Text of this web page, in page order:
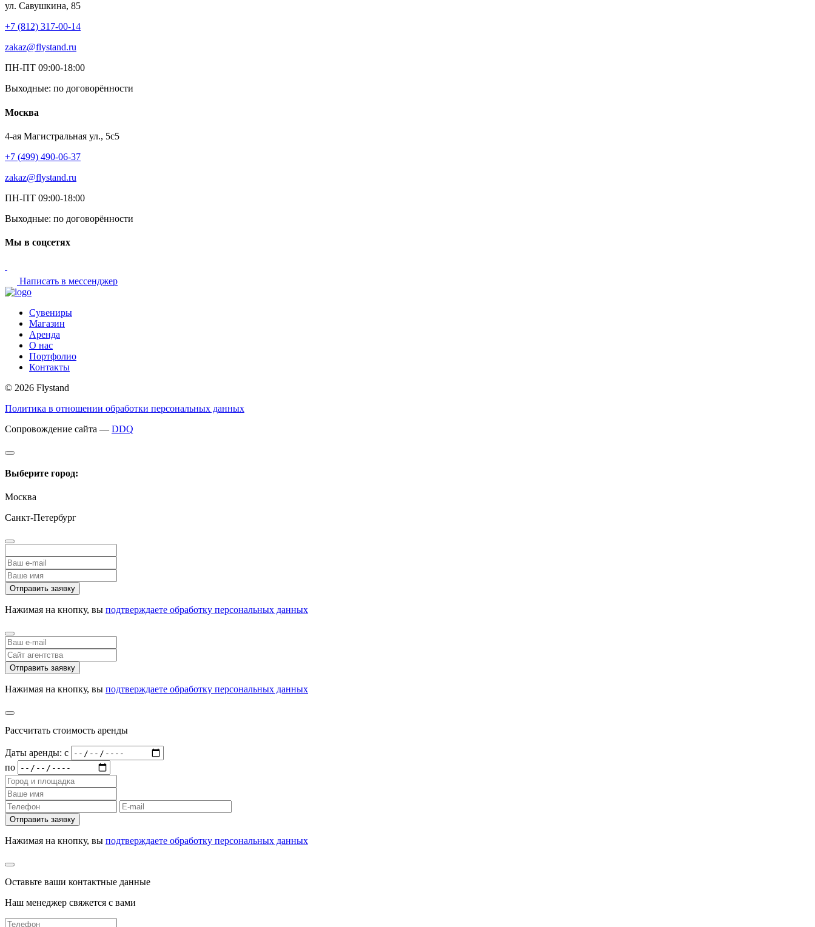
ул. Савушкина, 85
+7 (812) 317-00-14
zakaz@flystand.ru
ПН-ПТ 09:00-18:00
Выходные: по договорённости
Москва
4-ая Магистральная ул., 5с5
+7 (499) 490-06-37
zakaz@flystand.ru
ПН-ПТ 09:00-18:00
Выходные: по договорённости
Мы в соцсетях
Написать в мессенджер
Сувениры
Магазин
Аренда
О нас
Портфолио
Контакты
© 2026 Flystand
Политика в отношении обработки персональных данных
Сопровождение сайта — DDQ
Выберите город:
Москва
Санкт-Петербург
Отправить заявку
Нажимая на кнопку, вы подтверждаете обработку персональных данных
Отправить заявку
Нажимая на кнопку, вы подтверждаете обработку персональных данных
Рассчитать стоимость аренды
Даты аренды: c
по
Отправить заявку
Нажимая на кнопку, вы подтверждаете обработку персональных данных
Оставьте ваши контактные данные
Наш менеджер свяжется с вами